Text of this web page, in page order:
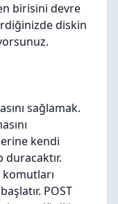
birisini devre
diskin
sağlamak.
kendi
duracaktır.
POST